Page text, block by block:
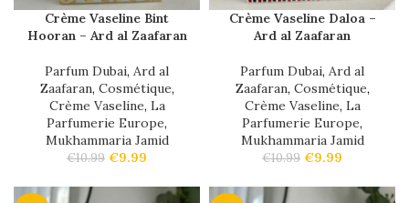
Crème Vaseline Bint
Hooran – Ard al Zaafaran
Parfum Dubai, Ard al
Zaafaran, Cosmétique,
Crème Vaseline, La
Parfumerie Europe,
Mukhammaria Jamid
€10.99 €9.99
Crème Vaseline Daloa –
Ard al Zaafaran
Parfum Dubai, Ard al
Zaafaran, Cosmétique,
Crème Vaseline, La
Parfumerie Europe,
Mukhammaria Jamid
€10.99 €9.99